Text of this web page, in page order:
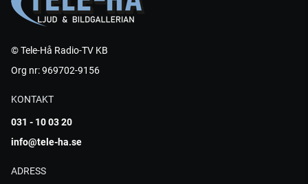
© Tele-Hå Radio-TV KB
Org nr: 969702-9156
KONTAKT
031 - 10 03 20
info@tele-ha.se
ADRESS